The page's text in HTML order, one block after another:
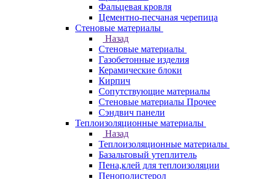
Фальцевая кровля
Цементно-песчаная черепица
Стеновые материалы
Назад
Стеновые материалы
Газобетонные изделия
Керамические блоки
Кирпич
Сопутствующие материалы
Стеновые материалы Прочее
Сэндвич панели
Теплоизоляционные материалы
Назад
Теплоизоляционные материалы
Базальтовый утеплитель
Пена,клей для теплоизоляции
Пенополистерол